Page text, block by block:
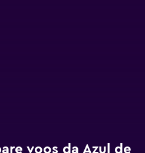
voos da Azul de